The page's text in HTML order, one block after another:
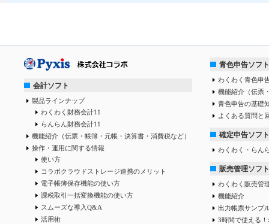
会計ソフト
製品ラインナップ
わくわく財務会計11
らんらん財務会計11
機能紹介（伝票・帳簿・元帳・決算書・消費税など）
操作・運用に関する情報
使い方
コラボクラウドストレージ連携のメリット
電子帳簿保存機能の使い方
課税取引一括変換機能の使い方
スムーズな導入Q&A
活用術
青色申告ソフト
わくわく青色申
機能紹介（伝票
青色申告の基礎
よくある質問と
確定申告ソフト
わくわく・らん
販売管理ソフト
わくわく販売管
機能紹介
出力帳票サンプ
3時間で使える